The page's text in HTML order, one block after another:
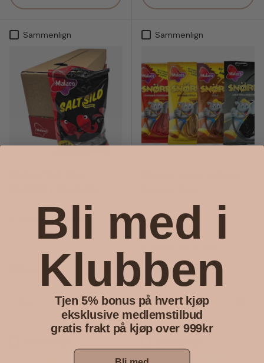
Sammenlign
På lager (32 enheter)
Vanlig pris
Sammenlign
Karamell
Jordbær
+2
Vanlig pris
28 kr
Velg alternativ
Bli med i
Klubben
Tjen 5% bonus på hvert kjøp
eksklusive medlemstilbud
gratis frakt på kjøp over 999kr